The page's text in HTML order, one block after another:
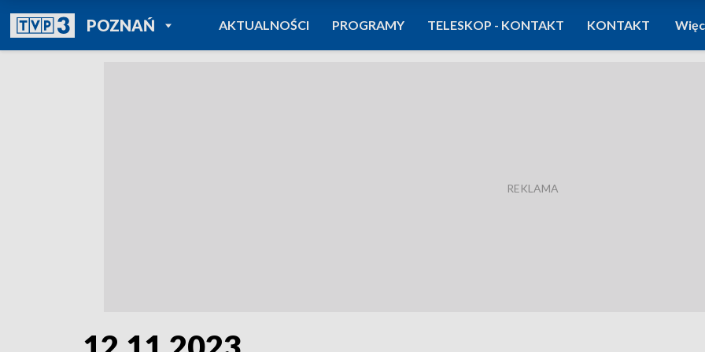
POZNAŃPOWRÓT DO
TVP REGIONY
AKTUALNOŚCI PROGRAMY TELESKOP - KONTAKT KONTAKT